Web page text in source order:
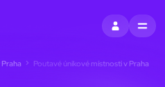
PŘIHLÁSIT SE
MENU
Poutavé únikové místnosti v Praha